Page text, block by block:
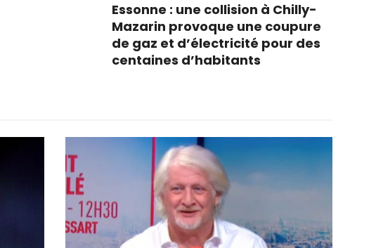
Essonne : une collision à Chilly-
Mazarin provoque une coupure
de gaz et d’électricité pour des
centaines d’habitants